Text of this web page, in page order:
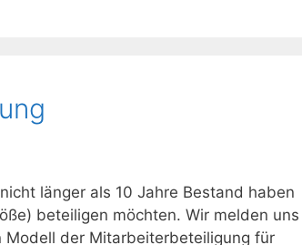
länger als 10 Jahre Bestand haben
beteiligen möchten. Wir melden uns
Modell der Mitarbeiterbeteiligung für